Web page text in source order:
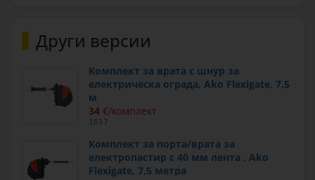
Други версии
Комплект за врата с шнур за
електрическа ограда, Ako Flexigate, 7,5
м
34 €/комплект
1617
Комплект за порта/врата за
електропастир с 40 мм лента , Ako
Flexigate, 7,5 метра